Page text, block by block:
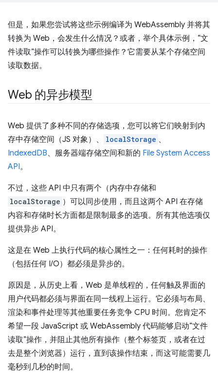
但是，如果您尝试将这些示例编译为 WebAssembly 并将其
转换为 Web，会发生什么情况？或者，举个具体示例，“文
件读取”操作可以转换为哪些操作？它需要从某个存储空间
读取数据。
Web 的异步模型
Web 提供了多种不同的存储选项，您可以将它们映射到内
存中存储空间（JS 对象）、
localStorage 、
IndexedDB、服务器端存储空间和新的 File System Access
API。
不过，这些 API 中只有两个（内存中存储和
localStorage ）可以同步使用，而且这两个 API 在存储
内容和存储时长方面都是限制最多的选项。所有其他选项仅
提供异步 API。
这是在 Web 上执行代码的核心属性之一：任何耗时的操作
（包括任何 I/O）都必须是异步的。
原因是，从历史上看，Web 是单线程的，任何触及界面的
用户代码都必须与界面在同一线程上运行。它必须与布局、
渲染和事件处理等其他重要任务竞争 CPU 时间。您肯定不
希望一段 JavaScript 或 WebAssembly 代码能够启动“文件
读取”操作，并阻止其他所有操作（整个标签页，或者在过
去是整个浏览器）运行，直到该操作结束，而这可能需要几
毫秒到几秒的时间。